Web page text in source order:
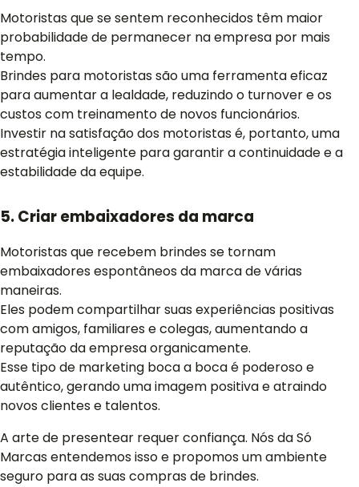
Motoristas que se sentem reconhecidos têm maior
probabilidade de permanecer na empresa por mais
tempo.
Brindes para motoristas são uma ferramenta eficaz
para aumentar a lealdade, reduzindo o turnover e os
custos com treinamento de novos funcionários.
Investir na satisfação dos motoristas é, portanto, uma
estratégia inteligente para garantir a continuidade e a
estabilidade da equipe.
5. Criar embaixadores da marca
Motoristas que recebem brindes se tornam
embaixadores espontâneos da marca de várias
maneiras.
Eles podem compartilhar suas experiências positivas
com amigos, familiares e colegas, aumentando a
reputação da empresa organicamente.
Esse tipo de marketing boca a boca é poderoso e
autêntico, gerando uma imagem positiva e atraindo
novos clientes e talentos.
A arte de presentear requer confiança. Nós da Só
Marcas entendemos isso e propomos um ambiente
seguro para as suas compras de brindes.